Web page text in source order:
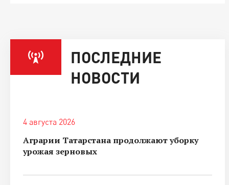
ПОСЛЕДНИЕ
НОВОСТИ
4 августа 2026
Аграрии Татарстана продолжают уборку
урожая зерновых